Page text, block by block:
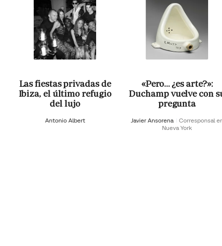
Las fiestas privadas de
Ibiza, el último refugio
del lujo
Antonio Albert
«Pero… ¿es arte?»:
Duchamp vuelve con
pregunta
Javier Ansorena
Corresponsal
Nueva York